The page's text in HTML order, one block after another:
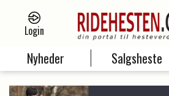
Login
Nyheder Salgsheste